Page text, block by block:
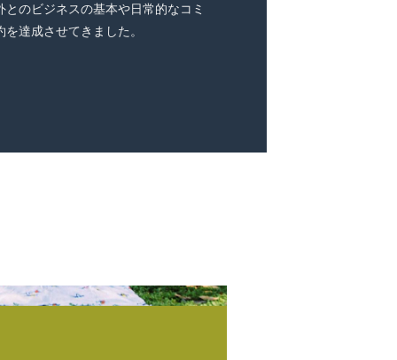
のビジネスの基本や日常的なコミ
達成させてきました。